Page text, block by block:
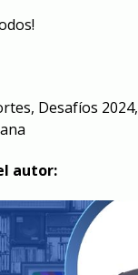
, Desafíos 2024,
autor: